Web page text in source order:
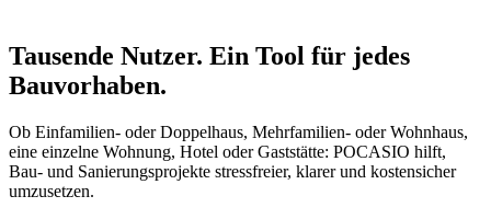
Tausende Nutzer. Ein Tool für jedes
Bauvorhaben.
Ob Einfamilien- oder Doppelhaus, Mehrfamilien- oder Wohnhaus,
eine einzelne Wohnung, Hotel oder Gaststätte: POCASIO hilft,
Bau- und Sanierungsprojekte stressfreier, klarer und kostensicher
umzusetzen.